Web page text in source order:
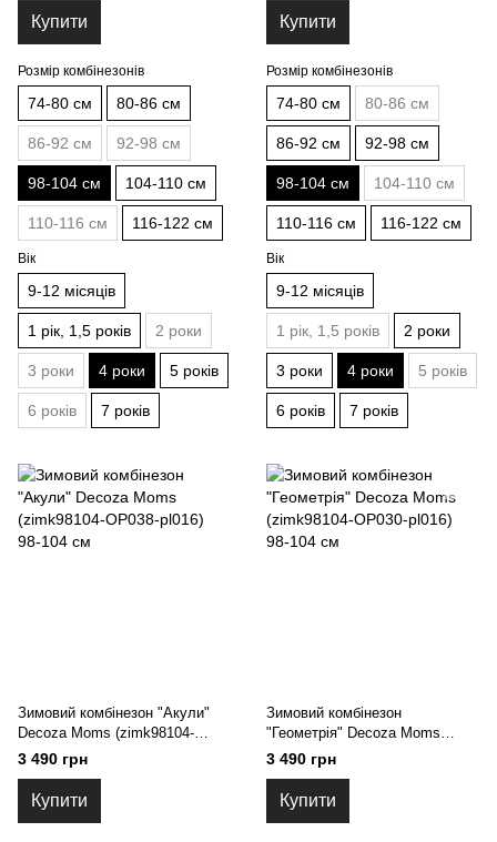
Купити
Розмір комбінезонів
74-80 см 80-86 см
86-92 см 92-98 см
98-104 см 104-110 см
110-116 см 116-122 см
Вік
9-12 місяців
1 рік, 1,5 років 2 роки
3 роки 4 роки 5 років
6 років 7 років
Купити
Розмір комбінезонів
74-80 см 80-86 см
86-92 см 92-98 см
98-104 см 104-110 см
110-116 см 116-122 см
Вік
9-12 місяців
1 рік, 1,5 років 2 роки
3 роки 4 роки 5 років
6 років 7 років
Зимовий комбінезон "Акули"
Decoza Moms (zimk98104-
ОР038-pl016) 98-104 см
3 490 грн
Купити
Зимовий комбінезон
"Геометрія" Decoza Moms
(zimk98104-OP030-pl016) 98-
3 490 грн
Купити